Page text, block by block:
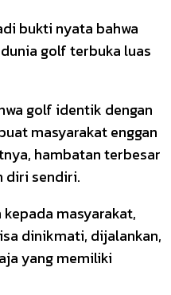
bukti nyata bahwa
golf terbuka luas
golf identik dengan
masyarakat enggan
hambatan terbesar
diri sendiri.
kepada masyarakat,
dinikmati, dijalankan,
yang memiliki